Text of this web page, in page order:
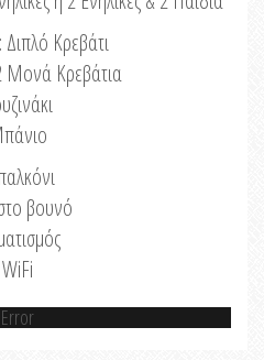
Κρεβάτι
Μονά Κρεβάτια
βουνό
WiFi
Error